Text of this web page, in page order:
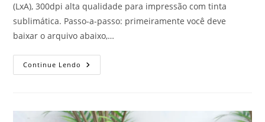
(LxA), 300dpi alta qualidade para impressão com tinta
sublimática. Passo-a-passo: primeiramente você deve
baixar o arquivo abaixo,…
Continue Lendo ESTAMPA
CANECA